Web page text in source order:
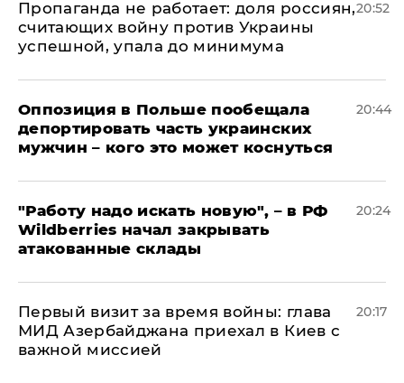
​Пропаганда не работает: доля россиян,
считающих войну против Украины
успешной, упала до минимума
20:52
Оппозиция в Польше пообещала
депортировать часть украинских
мужчин – кого это может коснуться
20:44
"Работу надо искать новую", – в РФ
Wildberries начал закрывать
атакованные склады
20:24
Первый визит за время войны: глава
МИД Азербайджана приехал в Киев с
важной миссией
20:17